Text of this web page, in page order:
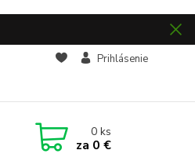
Prihlásenie
0ks
za 0 €